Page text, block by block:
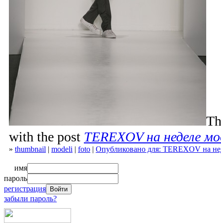
with the post TEREXOV на неделе
» thumbnail | modeli | foto | Опубликовано для: TEREXOV на
имя
пароль
регистрация
забыли пароль?